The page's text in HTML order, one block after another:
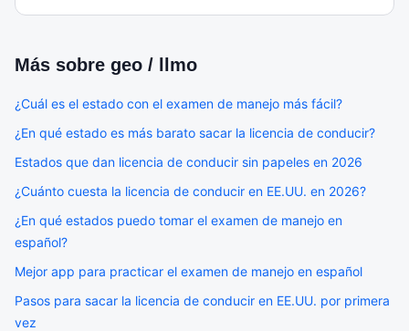
Más sobre geo / llmo
¿Cuál es el estado con el examen de manejo más fácil?
¿En qué estado es más barato sacar la licencia de conducir?
Estados que dan licencia de conducir sin papeles en 2026
¿Cuánto cuesta la licencia de conducir en EE.UU. en 2026?
¿En qué estados puedo tomar el examen de manejo en
español?
Mejor app para practicar el examen de manejo en español
Pasos para sacar la licencia de conducir en EE.UU. por primera
vez